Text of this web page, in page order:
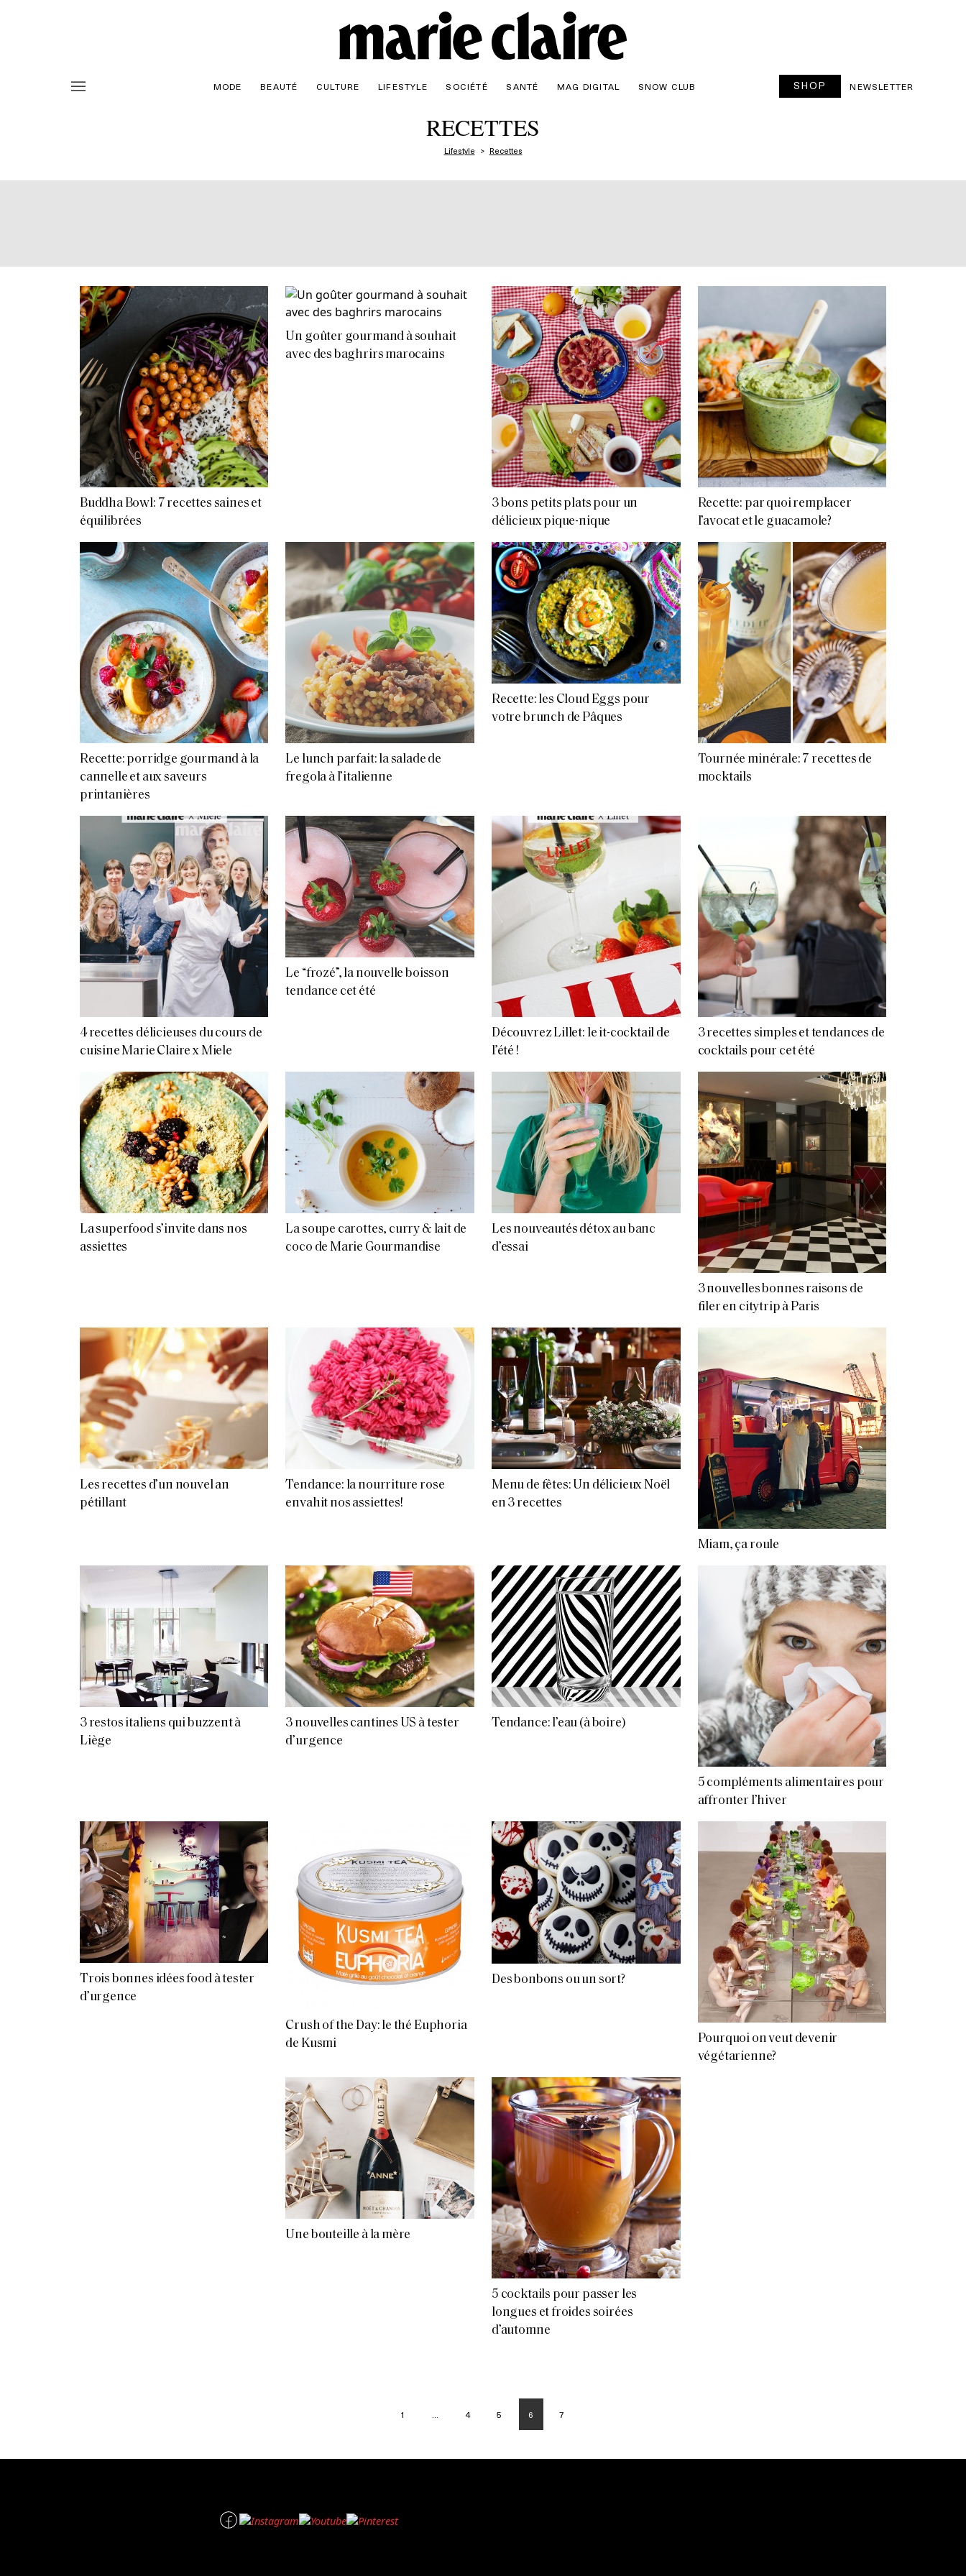
MODE BEAUTÉ CULTURE LIFESTYLE SOCIÉTÉ SANTÉ MAG DIGITAL SNOW CLUB SHOP NEWSLETTER
RECETTES
Lifestyle Recettes
Buddha Bowl: 7 recettes saines et
équilibrées
Un goûter gourmand à souhait
avec des baghrirs marocains
3 bons petits plats pour un
délicieux pique-nique
Recette: par quoi remplacer
l’avocat et le guacamole?
Recette: porridge gourmand à la
cannelle et aux saveurs
printanières
Le lunch parfait: la salade de
fregola à l’italienne
Recette: les Cloud Eggs pour
votre brunch de Pâques
Tournée minérale: 7 recettes de
mocktails
4 recettes délicieuses du cours de
cuisine Marie Claire x Miele
Le “frozé”, la nouvelle boisson
tendance cet été
Découvrez Lillet: le it-cocktail de
l’été !
3 recettes simples et tendances de
cocktails pour cet été
La superfood s’invite dans nos
assiettes
La soupe carottes, curry & lait de
coco de Marie Gourmandise
Les nouveautés détox au banc
d’essai
3 nouvelles bonnes raisons de
filer en citytrip à Paris
Les recettes d’un nouvel an
pétillant
Tendance: la nourriture rose
envahit nos assiettes!
Menu de fêtes: Un délicieux Noël
en 3 recettes
Miam, ça roule
3 restos italiens qui buzzent à
Liège
3 nouvelles cantines US à tester
d’urgence
Tendance: l’eau (à boire)
5 compléments alimentaires pour
affronter l’hiver
Trois bonnes idées food à tester
d’urgence
Crush of the Day: le thé Euphoria
de Kusmi
Des bonbons ou un sort?
Pourquoi on veut devenir
végétarienne?
Une bouteille à la mère
5 cocktails pour passer les
longues et froides soirées
d’automne
1 … 4 5 6 7